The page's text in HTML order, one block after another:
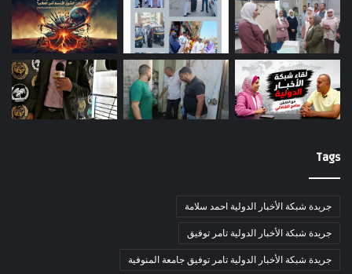
Tags
جريدة شبكة الأخبار الدولية احمد سلامة
جريدة شبكة الأخبار الدولية تامر توفيق
جريدة شبكة الأخبار الدولية تامر توفيق جامعة المنوفية